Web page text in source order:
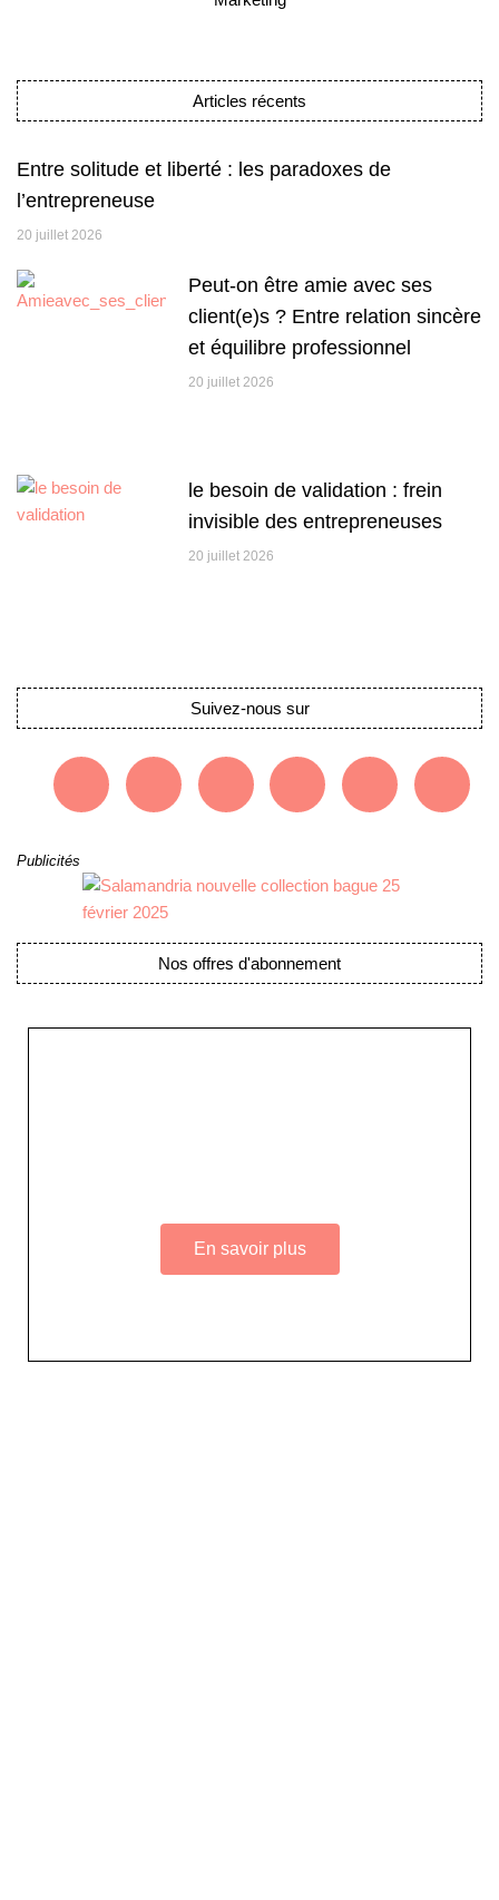
Articles récents
Entre solitude et liberté : les paradoxes de
l’entrepreneuse
20 juillet 2026
Peut-on être amie avec ses
client(e)s ? Entre relation sincère
et équilibre professionnel
20 juillet 2026
le besoin de validation : frein
invisible des entrepreneuses
20 juillet 2026
Suivez-nous sur
Publicités
Nos offres d'abonnement
En savoir plus